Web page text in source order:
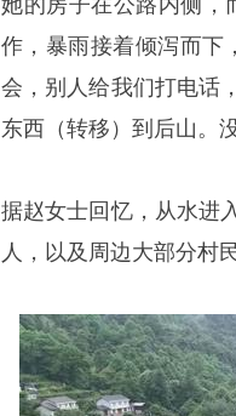
她的房子在公路内侧，
作，暴雨接着倾泻而下
会，别人给我们打电话
东西（转移）到后山。
据赵女士回忆，从水进
人，以及周边大部分村